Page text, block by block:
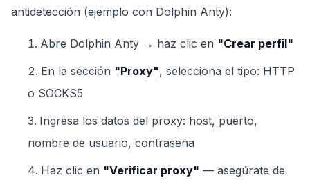
antidetección (ejemplo con Dolphin Anty):
Abre Dolphin Anty → haz clic en "Crear perfil"
En la sección "Proxy", selecciona el tipo: HTTP
o SOCKS5
Ingresa los datos del proxy: host, puerto,
nombre de usuario, contraseña
Haz clic en "Verificar proxy" — asegúrate de